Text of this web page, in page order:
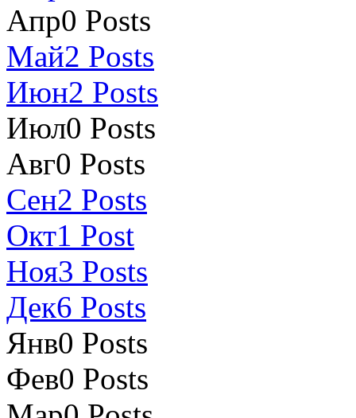
Апр0 Posts
Май2 Posts
Июн2 Posts
Июл0 Posts
Авг0 Posts
Сен2 Posts
Окт1 Post
Ноя3 Posts
Дек6 Posts
Янв0 Posts
Фев0 Posts